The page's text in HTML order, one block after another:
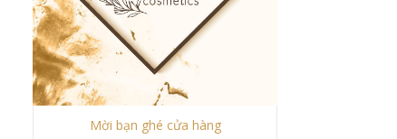
Mời bạn ghé cửa hàng